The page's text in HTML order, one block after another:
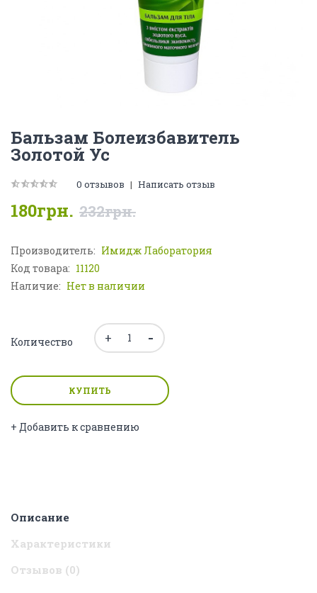
Бальзам Болеизбавитель
Золотой Ус
0 отзывов | Написать отзыв
180грн. 232грн.
Производитель: Имидж Лаборатория
Код товара: 11120
Наличие: Нет в наличии
Количество
КУПИТЬ
+ Добавить к сравнению
Описание
Характеристики
Отзывов (0)